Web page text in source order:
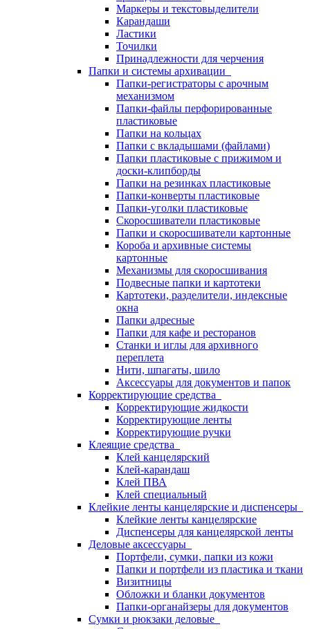
Маркеры и текстовыделители
Карандаши
Ластики
Точилки
Принадлежности для черчения
Папки и системы архивации
Папки-регистраторы с арочным
механизмом
Папки-файлы перфорированные
пластиковые
Папки на кольцах
Папки с вкладышами (файлами)
Папки пластиковые с прижимом и
доски-клипборды
Папки на резинках пластиковые
Папки-конверты пластиковые
Папки-уголки пластиковые
Скоросшиватели пластиковые
Папки и скоросшиватели картонные
Короба и архивные системы
картонные
Механизмы для скоросшивания
Подвесные папки и картотеки
Картотеки, разделители, индексные
окна
Папки адресные
Папки для кафе и ресторанов
Станки и иглы для архивного
переплета
Нити, шпагаты, шило
Аксессуары для документов и папок
Корректирующие средства
Корректирующие жидкости
Корректирующие ленты
Корректирующие ручки
Клеящие средства
Клей канцелярский
Клей-карандаш
Клей ПВА
Клей специальный
Клейкие ленты канцелярские и диспенсеры
Клейкие ленты канцелярские
Диспенсеры для канцелярской ленты
Деловые аксессуары
Портфели, сумки, папки из кожи
Папки и портфели из пластика и ткани
Визитницы
Обложки и бланки документов
Папки-органайзеры для документов
Сумки и рюкзаки деловые